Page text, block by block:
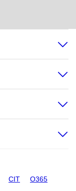
CIT O365